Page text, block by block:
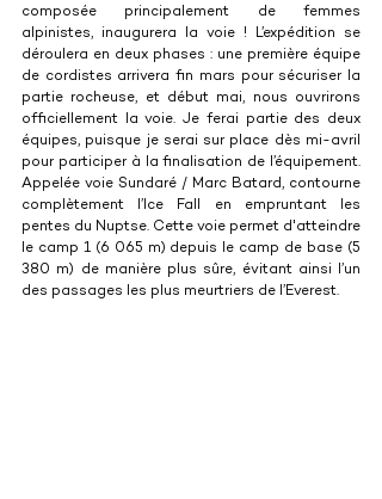
composée principalement de femmes
alpinistes, inaugurera la voie ! L’expédition se
déroulera en deux phases : une première équipe
de cordistes arrivera fin mars pour sécuriser la
partie rocheuse, et début mai, nous ouvrirons
officiellement la voie. Je ferai partie des deux
équipes, puisque je serai sur place dès mi-avril
Appelée voie Sundaré / Marc Batard, contourne
complètement l’Ice Fall en empruntant les
pentes du Nuptse. Cette voie permet d'atteindre
le camp 1 (6 065 m) depuis le camp de base (5
380 m) de manière plus sûre, évitant ainsi l’un
des passages les plus meurtriers de l’Everest.